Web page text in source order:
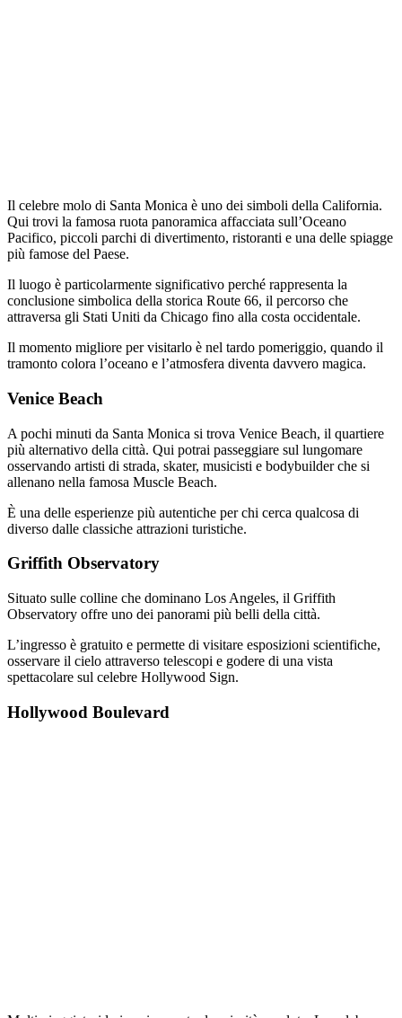
Il celebre molo di Santa Monica è uno dei simboli della California.
Qui trovi la famosa ruota panoramica affacciata sull’Oceano
Pacifico, piccoli parchi di divertimento, ristoranti e una delle spiagge
più famose del Paese.
Il luogo è particolarmente significativo perché rappresenta la
conclusione simbolica della storica Route 66, il percorso che
attraversa gli Stati Uniti da Chicago fino alla costa occidentale.
Il momento migliore per visitarlo è nel tardo pomeriggio, quando il
tramonto colora l’oceano e l’atmosfera diventa davvero magica.
Venice Beach
A pochi minuti da Santa Monica si trova Venice Beach, il quartiere
più alternativo della città. Qui potrai passeggiare sul lungomare
osservando artisti di strada, skater, musicisti e bodybuilder che si
allenano nella famosa Muscle Beach.
È una delle esperienze più autentiche per chi cerca qualcosa di
diverso dalle classiche attrazioni turistiche.
Griffith Observatory
Situato sulle colline che dominano Los Angeles, il Griffith
Observatory offre uno dei panorami più belli della città.
L’ingresso è gratuito e permette di visitare esposizioni scientifiche,
osservare il cielo attraverso telescopi e godere di una vista
spettacolare sul celebre Hollywood Sign.
Hollywood Boulevard